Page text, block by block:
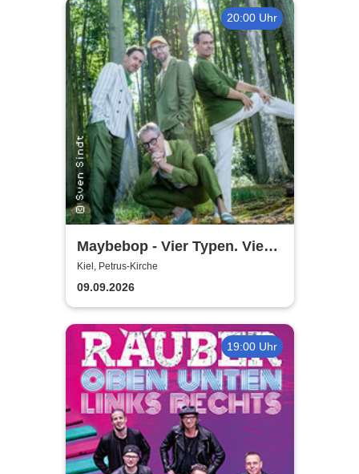
20:00 Uhr
Maybebop - Vier Typen. Vier
Mikrofone. Sonst nichts.
Kiel, Petrus-Kirche
09.09.2026
19:00 Uhr